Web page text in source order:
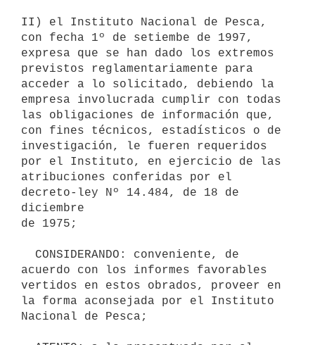
II) el Instituto Nacional de Pesca,
con fecha 1º de setiembe de 1997,
expresa que se han dado los extremos
previstos reglamentariamente para
acceder a lo solicitado, debiendo la
empresa involucrada cumplir con todas
las obligaciones de información que,
con fines técnicos, estadísticos o de
investigación, le fueren requeridos
por el Instituto, en ejercicio de las
atribuciones conferidas por el
decreto-ley Nº 14.484, de 18 de
diciembre
de 1975;
acuerdo con los informes favorables
vertidos en estos obrados, proveer en
la forma aconsejada por el Instituto
Nacional de Pesca;